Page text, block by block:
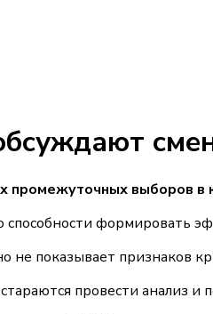
промежуточных выборов в
формировать
показывает признаков
провести анализ и